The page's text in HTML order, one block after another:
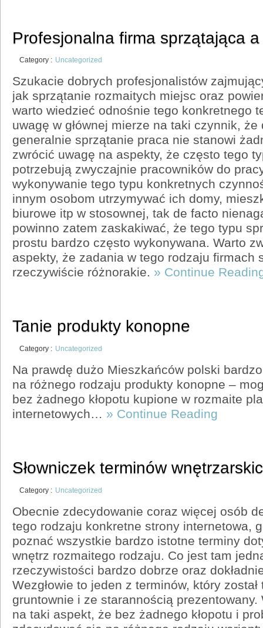
Profesjonalna firma sprzątająca a
Category : Uncategorized
Szukacie dobrych profesjonalistów
jak sprzątanie rozmaitych miejsc oraz
warto wiedzieć odnośnie tego konkretnego
uwagę w głównej mierze na taki czynnik,
generalnie sprzątanie praca nie stanowi
zwrócić uwagę na aspekty, że często tego
potrzebują zwyczajnie pracowników do
wykonywanie tego typu konkretnych
innym osobom utrzymywać ich domy,
biurowe itp w stosownej, tak de facto
powinno zatem zaskakiwać, że tego typu
prostu bardzo często wykonywana. Warto
aspekty, że zadania w tego rodzaju firmach
rzeczywiście różnorakie. » Continue
Tanie produkty konopne
Category : Uncategorized
Na prawdę dużo Mieszkańców polski
na różnego rodzaju produkty konopne –
bez żadnego kłopotu kupione w rozmaite
internetowych… » Continue Reading
Słowniczek terminów
Category : Uncategorized
Obecnie zdecydowanie coraz więcej osób
tego rodzaju konkretne strony internetowa,
poznać wszystkie bardzo istotne terminy
wnętrz rozmaitego rodzaju. Co jest tam
rzeczywistości bardzo dobrze oraz
Wezgłowie to jeden z terminów, który
gruntownie i ze starannością prezentowany.
na taki aspekt, że bez żadnego kłopotu i